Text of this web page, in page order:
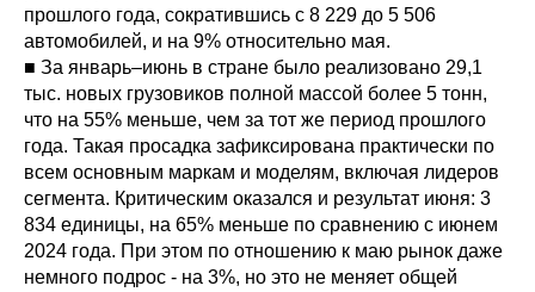
прошлого года, сократившись с 8 229 до 5 506
автомобилей, и на 9% относительно мая.
■ За январь–июнь в стране было реализовано 29,1
тыс. новых грузовиков полной массой более 5 тонн,
что на 55% меньше, чем за тот же период прошлого
года. Такая просадка зафиксирована практически по
всем основным маркам и моделям, включая лидеров
сегмента. Критическим оказался и результат июня: 3
834 единицы, на 65% меньше по сравнению с июнем
2024 года. При этом по отношению к маю рынок даже
немного подрос - на 3%, но это не меняет общей